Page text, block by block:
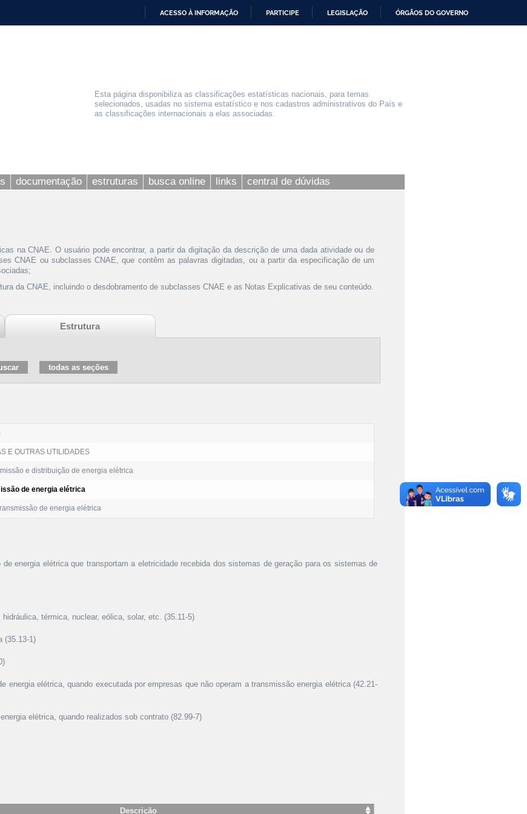
ACESSO À INFORMAÇÃO PARTICIPE LEGISLAÇÃO ÓRGÃOS DO GOVERNO
Esta página disponibiliza as classificações estatísticas nacionais, para temas
selecionados, usadas no sistema estatístico e nos cadastros administrativos do País e
as classificações internacionais a elas associadas.
documentação estruturas busca online links central de dúvidas
na CNAE. O usuário pode encontrar, a partir da digitação da descrição de uma dada atividade ou de
CNAE ou subclasses CNAE, que contêm as palavras digitadas, ou a partir da especificação de um
da CNAE, incluindo o desdobramento de subclasses CNAE e as Notas Explicativas de seu conteúdo.
Estrutura
E OUTRAS UTILIDADES
e distribuição de energia elétrica
de energia elétrica
de energia elétrica
energia elétrica que transportam a eletricidade recebida dos sistemas de geração para os sistemas de
térmica, nuclear, eólica, solar, etc. (35.11-5)
(35.13-1)
energia elétrica, quando executada por empresas que não operam a transmissão energia elétrica (42.21-
elétrica, quando realizados sob contrato (82.99-7)
Descrição